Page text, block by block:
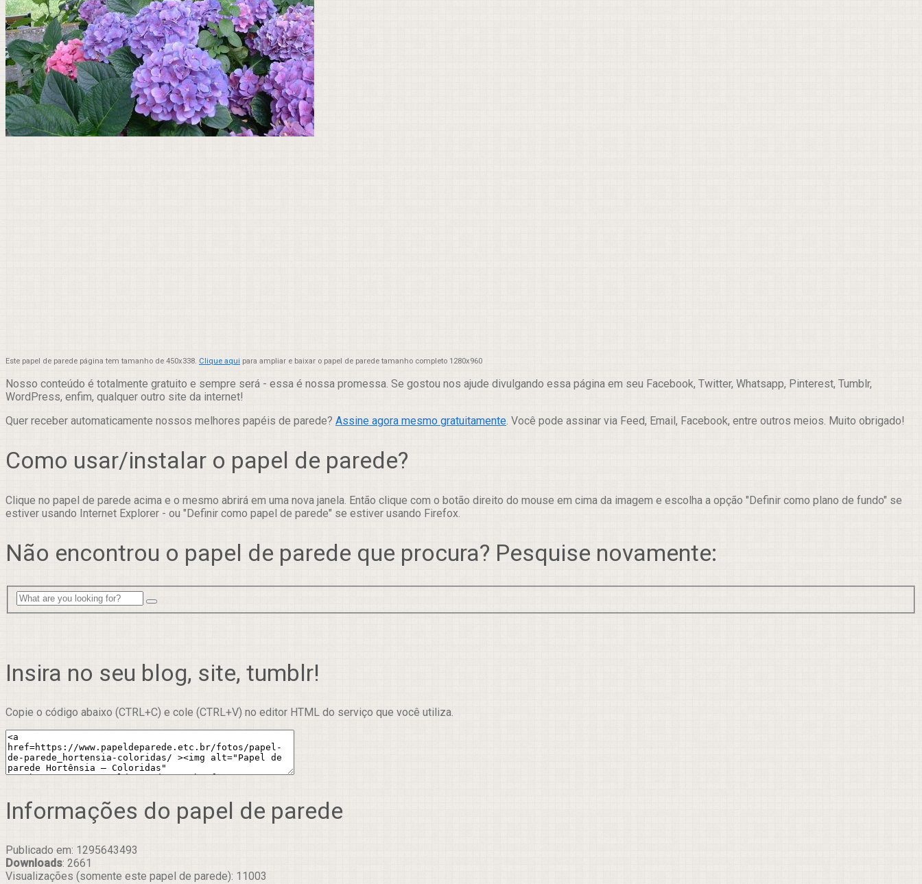
Este papel de parede página tem tamanho de 450x338. Clique aqui para ampliar e baixar o papel de parede tamanho completo 1280x960
Nosso conteúdo é totalmente gratuito e sempre será - essa é nossa promessa. Se gostou nos ajude divulgando essa página em seu Facebook, Twitter, Whatsapp, Pinterest, Tumblr,
WordPress, enfim, qualquer outro site da internet!
Quer receber automaticamente nossos melhores papéis de parede? Assine agora mesmo gratuitamente. Você pode assinar via Feed, Email, Facebook, entre outros meios. Muito obrigado!
Como usar/instalar o papel de parede?
Clique no papel de parede acima e o mesmo abrirá em uma nova janela. Então clique com o botão direito do mouse em cima da imagem e escolha a opção "Definir como plano de fundo" se
estiver usando Internet Explorer - ou "Definir como papel de parede" se estiver usando Firefox.
Não encontrou o papel de parede que procura? Pesquise novamente:
Insira no seu blog, site, tumblr!
Copie o código abaixo (CTRL+C) e cole (CTRL+V) no editor HTML do serviço que você utiliza.
Informações do papel de parede
Publicado em: 1295643493
Downloads: 2661
Visualizações (somente este papel de parede): 11003